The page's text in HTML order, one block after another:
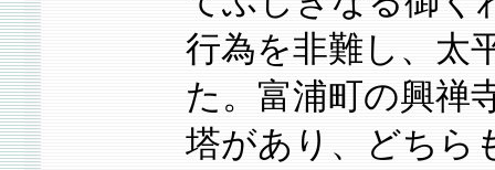
行為を非難し、太
た。富浦町の興禅
塔があり、どちら